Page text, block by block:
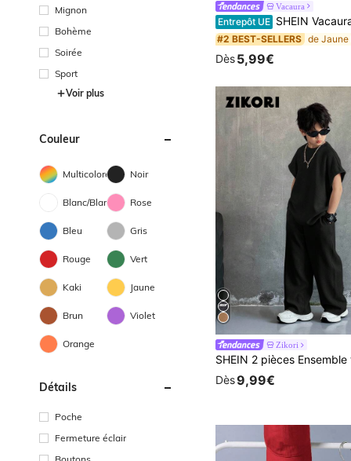
Mignon
Bohème
Soirée
Sport
Voir plus
Couleur
Multicolore Noir
Blanc/Blanche Rose
Bleu Gris
Rouge Vert
Kaki Jaune
Brun Violet
Orange
Détails
Poche
Fermeture éclair
Vacaura
Entrepôt UE SHEIN Vacaura 2 pièces/set T-shirt à manches courtes avec imprimé slogan d'arbre de noix de coco décontracté pour jeune garçon et short
#2 BEST-SELLERS
Dès5,99€
Zikori
Dès9,99€